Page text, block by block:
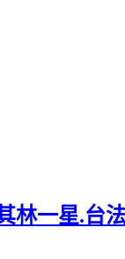
林一星.台